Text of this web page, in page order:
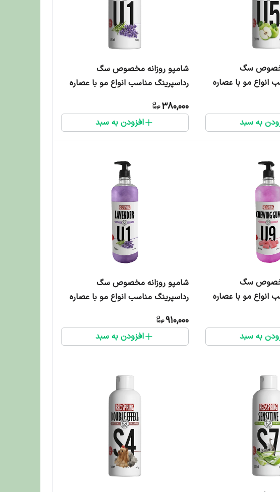
مخصوص سگ
انواع مو با عصاره
به سبد
شامپو روزانه مخصوص سگ
رداسپرینگ مناسب انواع مو با عصاره
380,000
افزودن به سبد
مخصوص سگ
انواع مو با عصاره
به سبد
شامپو روزانه مخصوص سگ
رداسپرینگ مناسب انواع مو با عصاره
910,000
افزودن به سبد